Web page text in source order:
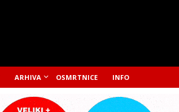
ARHIVA OSMRTNICE INFO